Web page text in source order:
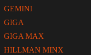
GEMINI
GIGA
GIGA MAX
HILLMAN MINX